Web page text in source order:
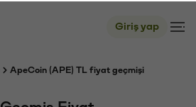
Giriş yap
ApeCoin (APE) TL fiyat geçmişi